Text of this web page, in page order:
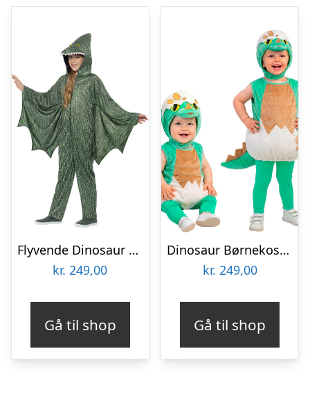
Flyvende Dinosaur Børnekostume
kr. 249,00
Gå til shop
Dinosaur Børnekostume
kr. 249,00
Gå til shop